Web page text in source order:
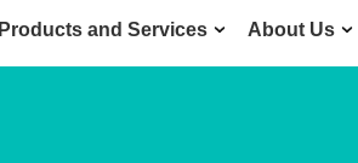
Products and Services About Us